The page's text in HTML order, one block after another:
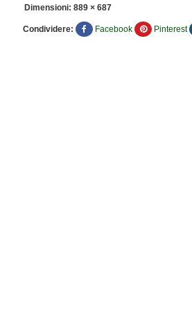
Dimensioni: 889 × 687
Condividere: Facebook Pinterest